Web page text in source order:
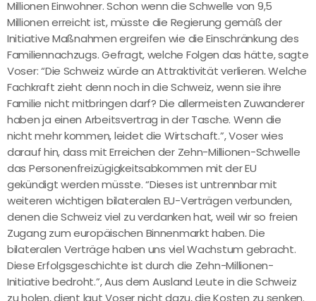
Millionen Einwohner. Schon wenn die Schwelle von 9,5
Millionen erreicht ist, müsste die Regierung gemäß der
Initiative Maßnahmen ergreifen wie die Einschränkung des
Familiennachzugs. Gefragt, welche Folgen das hätte, sagte
Voser: “Die Schweiz würde an Attraktivität verlieren. Welche
Fachkraft zieht denn noch in die Schweiz, wenn sie ihre
Familie nicht mitbringen darf? Die allermeisten Zuwanderer
haben ja einen Arbeitsvertrag in der Tasche. Wenn die
nicht mehr kommen, leidet die Wirtschaft.”, Voser wies
darauf hin, dass mit Erreichen der Zehn-Millionen-Schwelle
das Personenfreizügigkeitsabkommen mit der EU
gekündigt werden müsste. “Dieses ist untrennbar mit
weiteren wichtigen bilateralen EU-Verträgen verbunden,
denen die Schweiz viel zu verdanken hat, weil wir so freien
Zugang zum europäischen Binnenmarkt haben. Die
bilateralen Verträge haben uns viel Wachstum gebracht.
Diese Erfolgsgeschichte ist durch die Zehn-Millionen-
Initiative bedroht.”, Aus dem Ausland Leute in die Schweiz
zu holen, dient laut Voser nicht dazu, die Kosten zu senken.